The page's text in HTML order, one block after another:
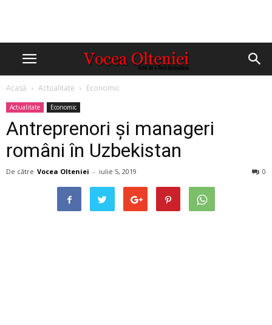
Acasă Actualitate Economic
Actualitate Economic
Antreprenori și manageri
români în Uzbekistan
De către Vocea Olteniei - iulie 5, 2019 0